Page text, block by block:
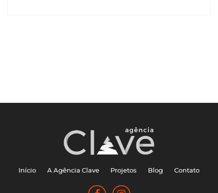
Início A Agência Clave Projetos Blog Contato